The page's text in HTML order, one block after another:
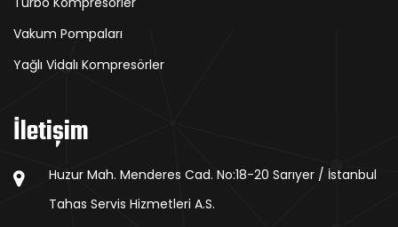
Vakum Pompaları
Yağlı Vidalı Kompresörler
İletişim
Huzur Mah. Menderes Cad. No:18-20 Sarıyer / İstanbul
Tahas Servis Hizmetleri A.S.